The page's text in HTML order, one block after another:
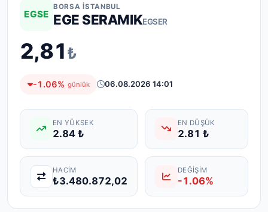
EGSE
BORSA İSTANBUL
EGE SERAMIKEGSER
2,81₺
-1.06% günlük 06.08.2026 14:01
EN YÜKSEK
2.84 ₺
EN DÜŞÜK
2.81 ₺
HACIM
₺3.480.872,02
DEĞIŞIM
-1.06%